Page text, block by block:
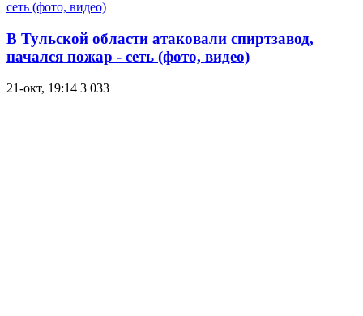
В Тульской области атаковали спиртзавод,
начался пожар - сеть (фото, видео)
21-окт, 19:14 3 033